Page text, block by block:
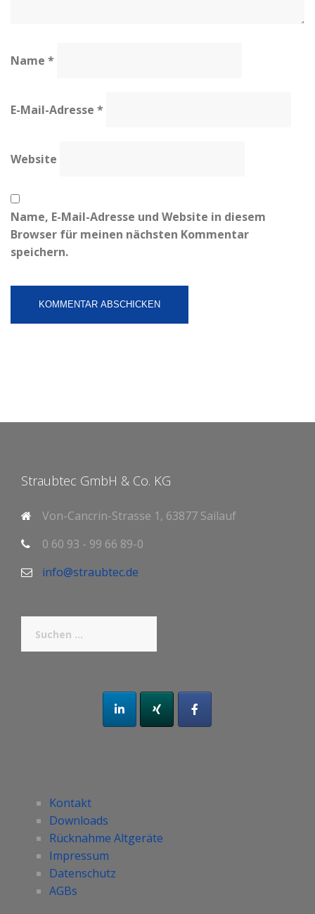
Name *
E-Mail-Adresse *
Website
Name, E-Mail-Adresse und Website in diesem
Browser für meinen nächsten Kommentar
speichern.
Straubtec GmbH & Co. KG
Von-Cancrin-Strasse 1, 63877 Sailauf
0 60 93 - 99 66 89-0
info@straubtec.de
nach:
Kontakt
Downloads
Rücknahme Altgeräte
Impressum
Datenschutz
AGBs